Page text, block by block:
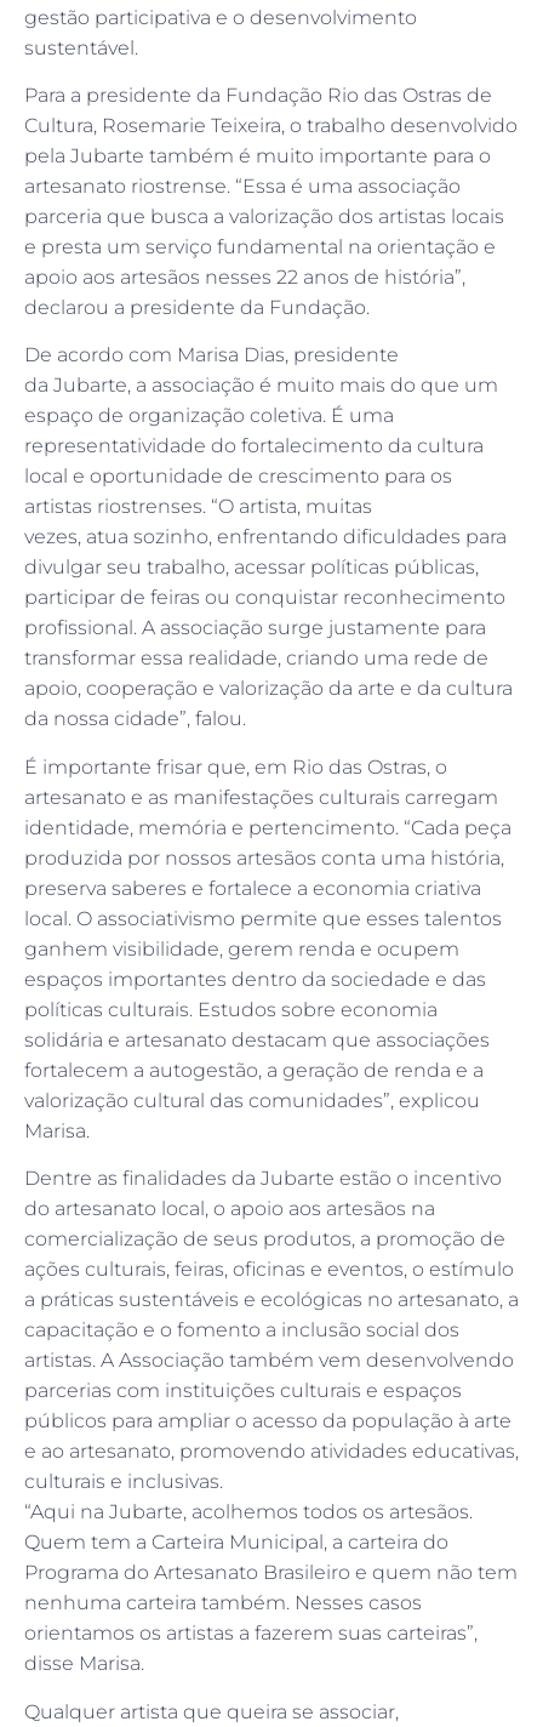
gestão participativa e o desenvolvimento
sustentável.
Para a presidente da Fundação Rio das Ostras de
Cultura, Rosemarie Teixeira, o trabalho desenvolvido
pela Jubarte também é muito importante para o
artesanato riostrense. “Essa é uma associação
parceria que busca a valorização dos artistas locais
e presta um serviço fundamental na orientação e
apoio aos artesãos nesses 22 anos de história”,
declarou a presidente da Fundação.
De acordo com Marisa Dias, presidente
da Jubarte, a associação é muito mais do que um
espaço de organização coletiva. É uma
representatividade do fortalecimento da cultura
local e oportunidade de crescimento para os
artistas riostrenses. “O artista, muitas
vezes, atua sozinho, enfrentando dificuldades para
divulgar seu trabalho, acessar políticas públicas,
participar de feiras ou conquistar reconhecimento
profissional. A associação surge justamente para
transformar essa realidade, criando uma rede de
apoio, cooperação e valorização da arte e da cultura
da nossa cidade”, falou.
É importante frisar que, em Rio das Ostras, o
artesanato e as manifestações culturais carregam
identidade, memória e pertencimento. “Cada peça
produzida por nossos artesãos conta uma história,
preserva saberes e fortalece a economia criativa
local. O associativismo permite que esses talentos
ganhem visibilidade, gerem renda e ocupem
espaços importantes dentro da sociedade e das
políticas culturais. Estudos sobre economia
solidária e artesanato destacam que associações
fortalecem a autogestão, a geração de renda e a
valorização cultural das comunidades”, explicou
Marisa.
Dentre as finalidades da Jubarte estão o incentivo
do artesanato local, o apoio aos artesãos na
comercialização de seus produtos, a promoção de
ações culturais, feiras, oficinas e eventos, o estímulo
a práticas sustentáveis e ecológicas no artesanato, a
capacitação e o fomento a inclusão social dos
artistas. A Associação também vem desenvolvendo
parcerias com instituições culturais e espaços
públicos para ampliar o acesso da população à arte
e ao artesanato, promovendo atividades educativas,
culturais e inclusivas.
“Aqui na Jubarte, acolhemos todos os artesãos.
Quem tem a Carteira Municipal, a carteira do
Programa do Artesanato Brasileiro e quem não tem
nenhuma carteira também. Nesses casos
orientamos os artistas a fazerem suas carteiras”,
disse Marisa.
Qualquer artista que queira se associar,